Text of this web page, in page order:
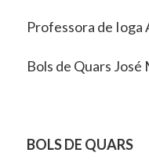
Professora de Ioga
Bols de Quars
BOLS DE QUARS